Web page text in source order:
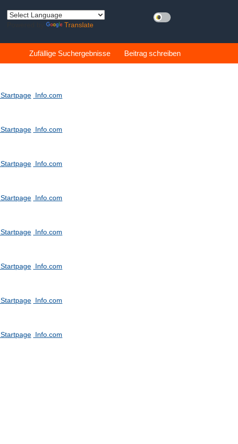
Translate
Beitrag schreiben
Zufällige Suchergebnisse
Startpage Info.com
Startpage Info.com
Startpage Info.com
Startpage Info.com
Startpage Info.com
Startpage Info.com
Startpage Info.com
Startpage Info.com